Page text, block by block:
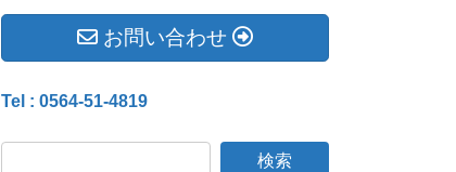
お問い合わせ
Tel : 0564-51-4819